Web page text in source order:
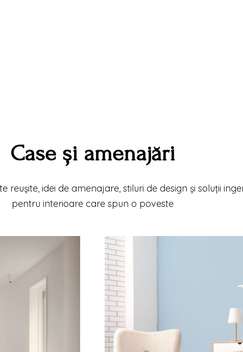
Case și amenajări
reușite, idei de amenajare, stiluri de design și soluții
pentru interioare care spun o poveste